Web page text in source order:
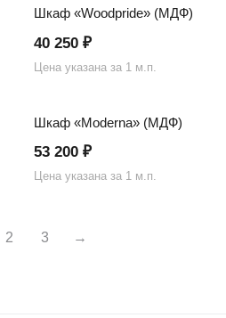
Шкаф «Woodpride» (МДФ)
40 250 ₽
Цена указана за 1 м.п.
Шкаф «Moderna» (МДФ)
53 200 ₽
Цена указана за 1 м.п.
2 3 →